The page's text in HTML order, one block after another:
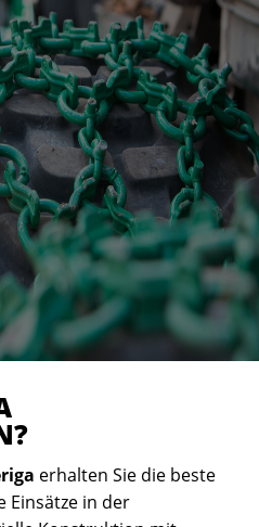
erhalten Sie die beste
Einsätze in der